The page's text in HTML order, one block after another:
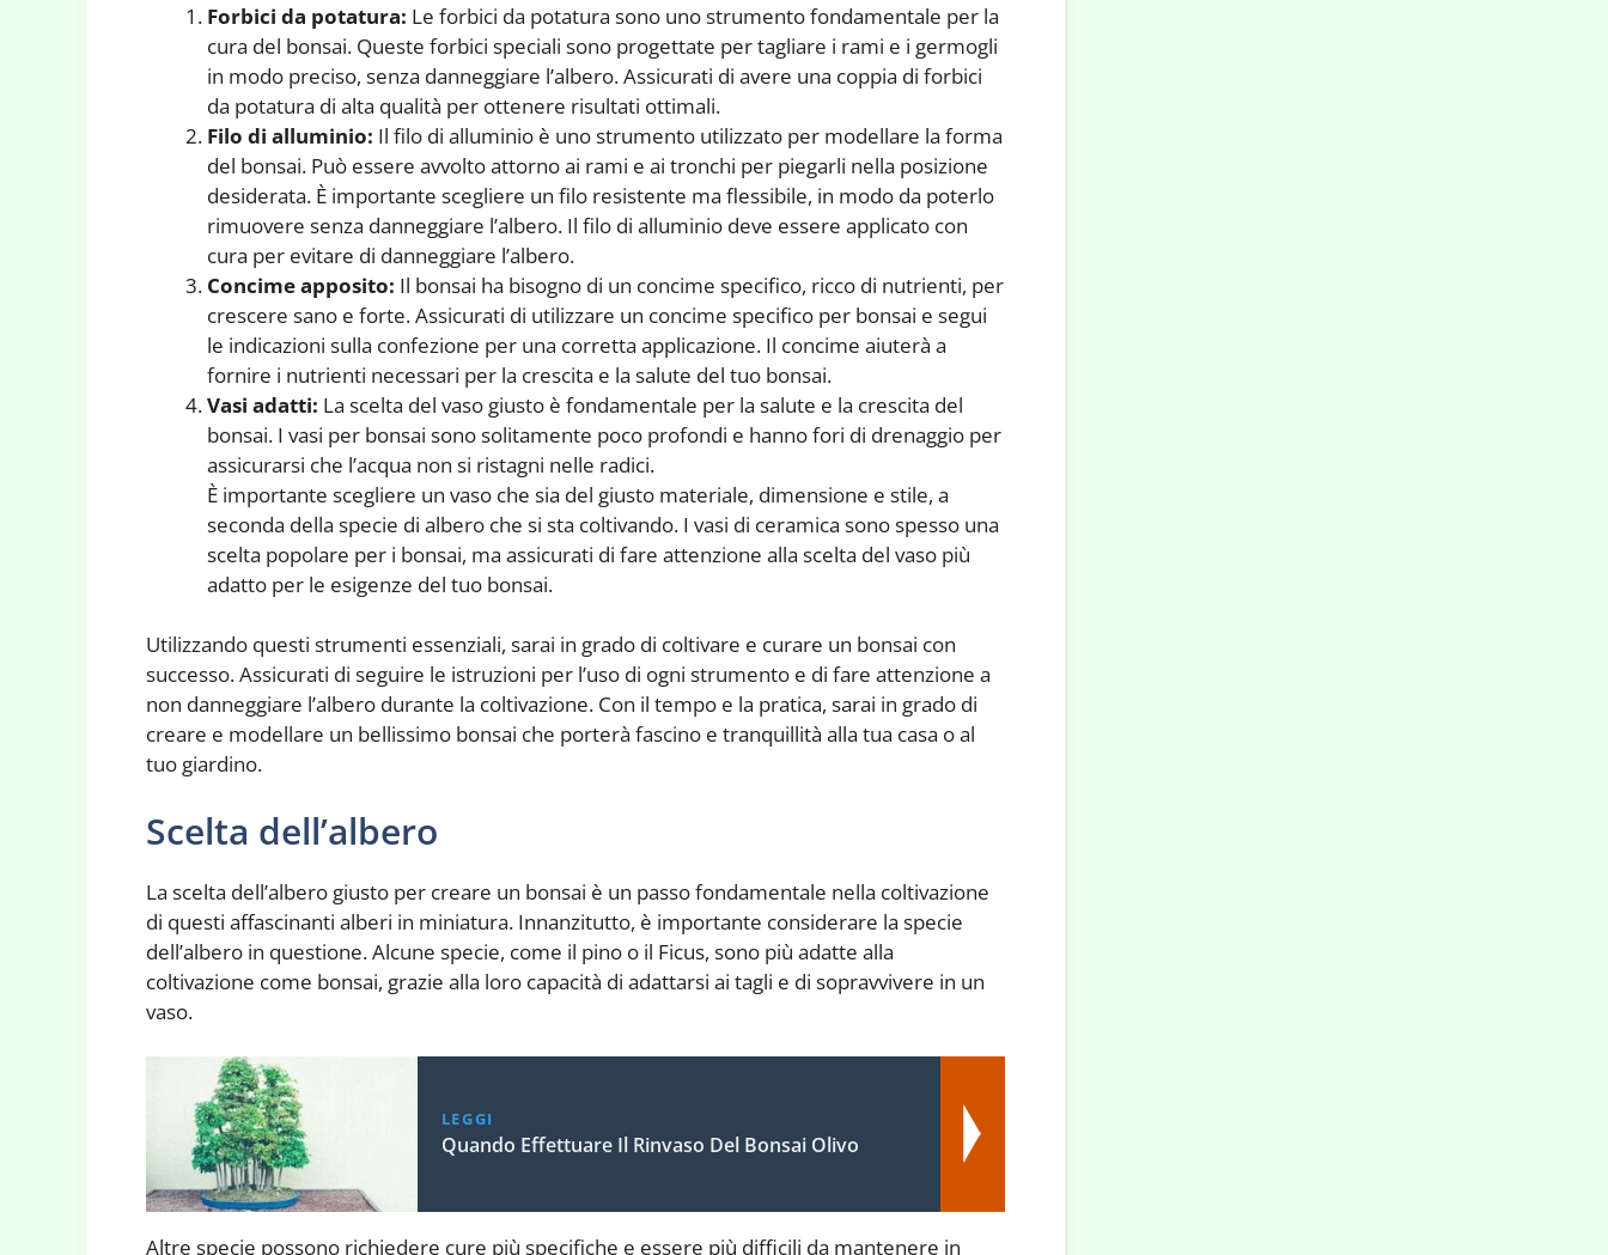
Forbici da potatura: Le forbici da potatura sono uno strumento fondamentale per la
cura del bonsai. Queste forbici speciali sono progettate per tagliare i rami e i germogli
in modo preciso, senza danneggiare l’albero. Assicurati di avere una coppia di forbici
da potatura di alta qualità per ottenere risultati ottimali.
Filo di alluminio: Il filo di alluminio è uno strumento utilizzato per modellare la forma
del bonsai. Può essere avvolto attorno ai rami e ai tronchi per piegarli nella posizione
desiderata. È importante scegliere un filo resistente ma flessibile, in modo da poterlo
rimuovere senza danneggiare l’albero. Il filo di alluminio deve essere applicato con
cura per evitare di danneggiare l’albero.
Concime apposito: Il bonsai ha bisogno di un concime specifico, ricco di nutrienti, per
crescere sano e forte. Assicurati di utilizzare un concime specifico per bonsai e segui
le indicazioni sulla confezione per una corretta applicazione. Il concime aiuterà a
fornire i nutrienti necessari per la crescita e la salute del tuo bonsai.
Vasi adatti: La scelta del vaso giusto è fondamentale per la salute e la crescita del
bonsai. I vasi per bonsai sono solitamente poco profondi e hanno fori di drenaggio per
assicurarsi che l’acqua non si ristagni nelle radici.
È importante scegliere un vaso che sia del giusto materiale, dimensione e stile, a
seconda della specie di albero che si sta coltivando. I vasi di ceramica sono spesso una
scelta popolare per i bonsai, ma assicurati di fare attenzione alla scelta del vaso più
adatto per le esigenze del tuo bonsai.
Utilizzando questi strumenti essenziali, sarai in grado di coltivare e curare un bonsai con
successo. Assicurati di seguire le istruzioni per l’uso di ogni strumento e di fare attenzione a
non danneggiare l’albero durante la coltivazione. Con il tempo e la pratica, sarai in grado di
creare e modellare un bellissimo bonsai che porterà fascino e tranquillità alla tua casa o al
tuo giardino.
Scelta dell’albero
La scelta dell’albero giusto per creare un bonsai è un passo fondamentale nella coltivazione
di questi affascinanti alberi in miniatura. Innanzitutto, è importante considerare la specie
dell’albero in questione. Alcune specie, come il pino o il Ficus, sono più adatte alla
coltivazione come bonsai, grazie alla loro capacità di adattarsi ai tagli e di sopravvivere in un
vaso.
LEGGI
Quando Effettuare Il Rinvaso Del Bonsai Olivo
Altre specie possono richiedere cure più specifiche e essere più difficili da mantenere in